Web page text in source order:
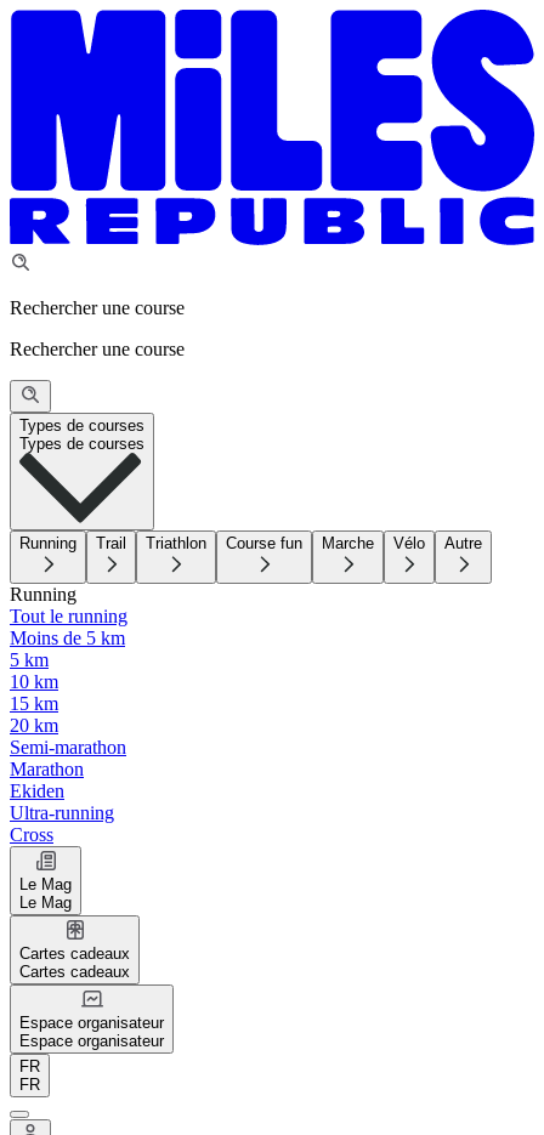
Rechercher une course
Rechercher une course
Types de courses
Types de courses
Running Trail Triathlon Course fun Marche Vélo Autre
Running
Tout le running
Moins de 5 km
5 km
10 km
15 km
20 km
Semi-marathon
Marathon
Ekiden
Ultra-running
Cross
Le Mag
Le Mag
Cartes cadeaux
Cartes cadeaux
Espace organisateur
Espace organisateur
FR
FR